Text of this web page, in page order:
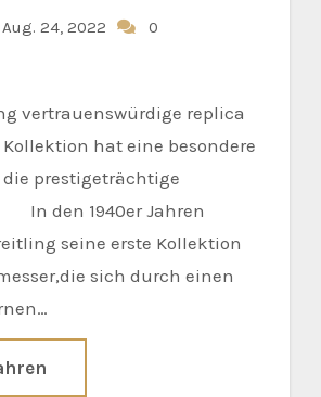
Aug. 24, 2022
0
hat eine besondere
prestigeträchtige
den 1940er Jahren
seine erste Kollektion
sich durch einen